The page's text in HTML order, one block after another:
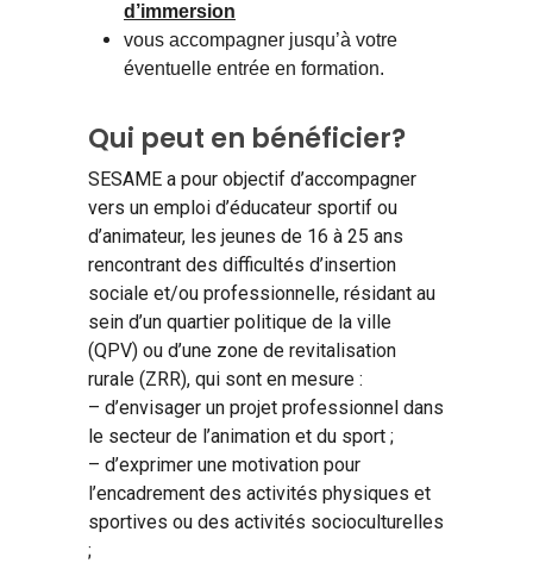
d’immersion
vous accompagner jusqu’à votre
éventuelle entrée en formation.
Qui peut en bénéficier?
SESAME a pour objectif d’accompagner
vers un emploi d’éducateur sportif ou
d’animateur, les jeunes de 16 à 25 ans
rencontrant des difficultés d’insertion
sociale et/ou professionnelle, résidant au
sein d’un quartier politique de la ville
(QPV) ou d’une zone de revitalisation
rurale (ZRR), qui sont en mesure :
– d’envisager un projet professionnel dans
le secteur de l’animation et du sport ;
– d’exprimer une motivation pour
l’encadrement des activités physiques et
sportives ou des activités socioculturelles
;